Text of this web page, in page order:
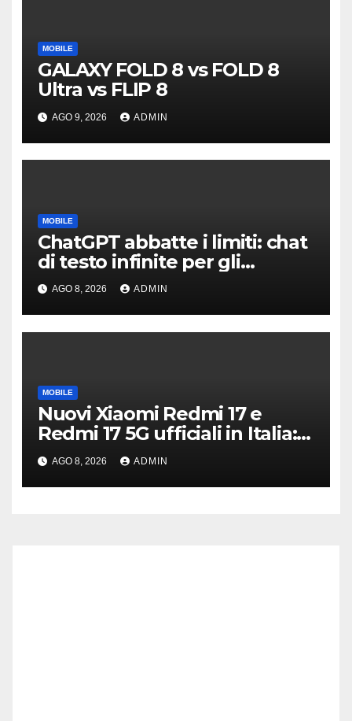
MOBILE
GALAXY FOLD 8 vs FOLD 8
Ultra vs FLIP 8
AGO 9, 2026 ADMIN
MOBILE
ChatGPT abbatte i limiti: chat
di testo infinite per gli
account gratis e intelligenza
potenziata
AGO 8, 2026 ADMIN
MOBILE
Nuovi Xiaomi Redmi 17 e
Redmi 17 5G ufficiali in Italia:
specifiche tecniche,
differenze e prezzi
AGO 8, 2026 ADMIN